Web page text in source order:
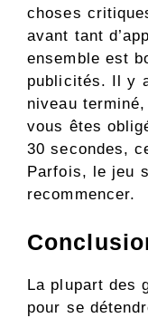
choses
avant tant
ensemble est
publicités. Il y
niveau
vous êtes
30 secondes,
Parfois, le jeu
recommencer.
La plupart des
pour se